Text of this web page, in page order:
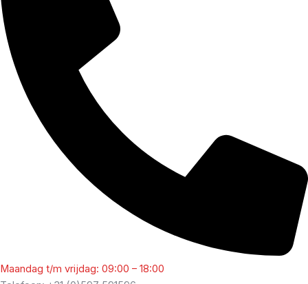
Maandag t/m vrijdag: 09:00 – 18:00